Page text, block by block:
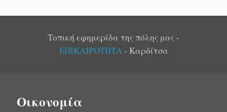
Τοπική εφημερίδα της πόλης μας -
ΕΠΙΚΑΙΡΟΤΗΤΑ- Καρδίτσα
Οικονομία